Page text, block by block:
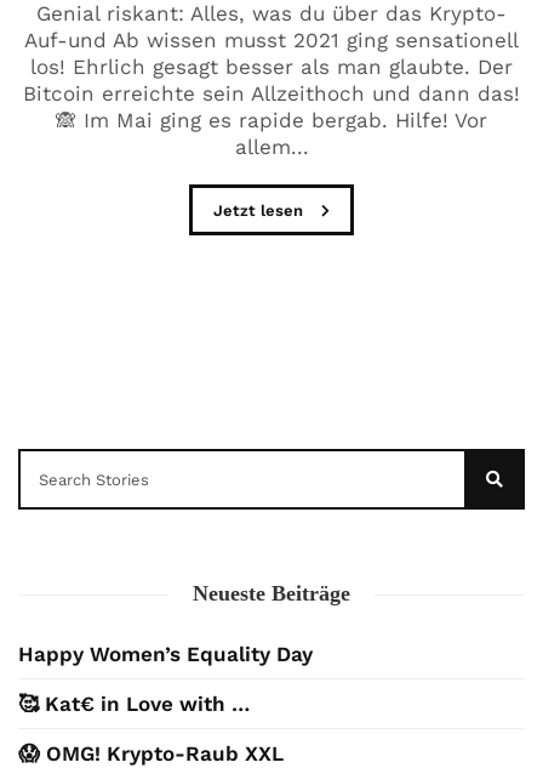
Genial riskant: Alles, was du über das Krypto-
Auf-und Ab wissen musst 2021 ging sensationell
los! Ehrlich gesagt besser als man glaubte. Der
Bitcoin erreichte sein Allzeithoch und dann das!
🙈 Im Mai ging es rapide bergab. Hilfe! Vor
allem...
Jetzt lesen
Neueste Beiträge
Happy Women’s Equality Day
🥰 Kat€ in Love with …
😱 OMG! Krypto-Raub XXL